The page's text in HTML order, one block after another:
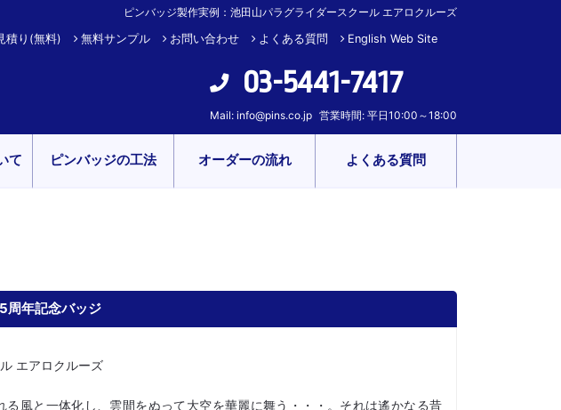
ピンバッジ製作実例：池田山パラグライダースクール エアロクルーズ
積り(無料) 無料サンプル お問い合わせ よくある質問 English Web Site
03-5441-7417
Mail: info@pins.co.jp 営業時間: 平日10:00～18:00
て ピンバッジの工法 オーダーの流れ よくある質問
周年記念バッジ
エアロクルーズ
る風と一体化し、雲間をぬって大空を華麗に舞う・・・。それは遙かなる昔